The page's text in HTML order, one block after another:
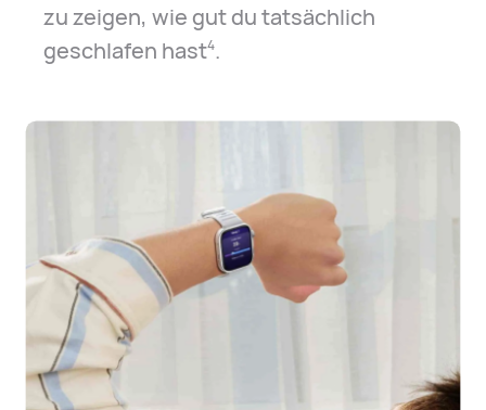
zu zeigen, wie gut du tatsächlich
geschlafen hast⁠4.